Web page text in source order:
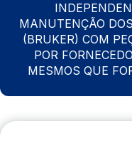
MANUTENÇÃO
(BRUKER) COM
POR
MESMOS QUE